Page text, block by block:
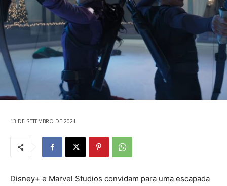
13 DE SETEMBRO DE 2021
Disney+ e Marvel Studios convidam para uma escapada